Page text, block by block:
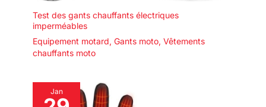
Test des gants chauffants électriques
imperméables
Equipement motard, Gants moto, Vêtements
chauffants moto
Jan